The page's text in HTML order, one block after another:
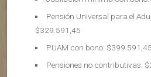
Pensión Universal para el
$329.591,45
PUAM con bono: $399.591,45
Pensiones no contributivas: